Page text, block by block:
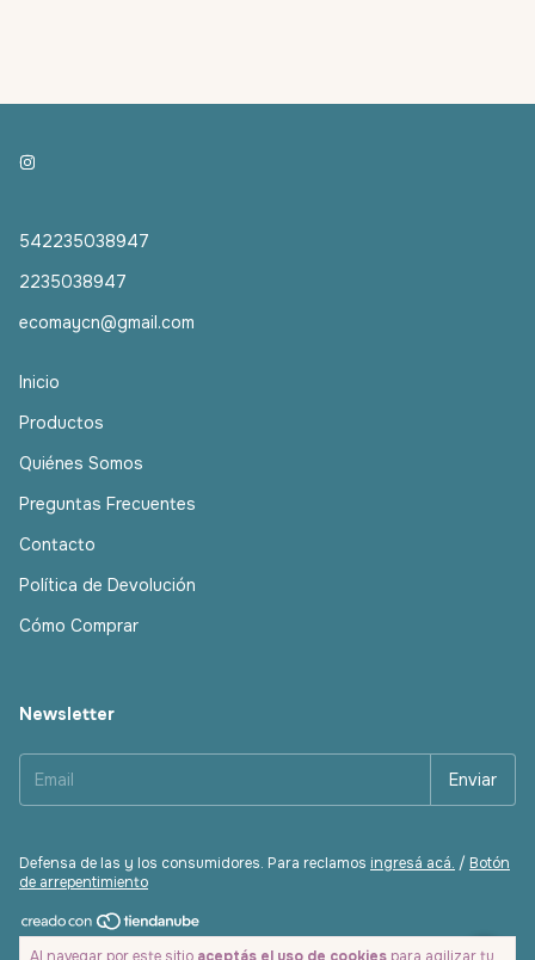
542235038947
2235038947
ecomaycn@gmail.com
Inicio
Productos
Quiénes Somos
Preguntas Frecuentes
Contacto
Política de Devolución
Cómo Comprar
Newsletter
Defensa de las y los consumidores. Para reclamos ingresá acá. / Botón
de arrepentimiento
Copyright Ecomay | Cosmética Natural Facial, Capilar y Corporal -